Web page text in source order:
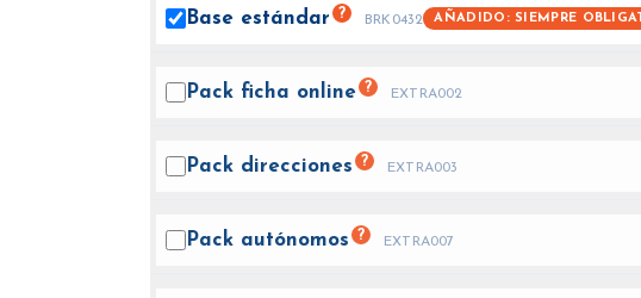
Base estándar ? BRK0432 AÑADIDO: SIEMPRE
Pack ficha online ? EXTRA002
Pack direcciones ? EXTRA003
Pack autónomos ? EXTRA007